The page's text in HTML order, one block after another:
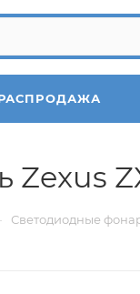
Светодиодные